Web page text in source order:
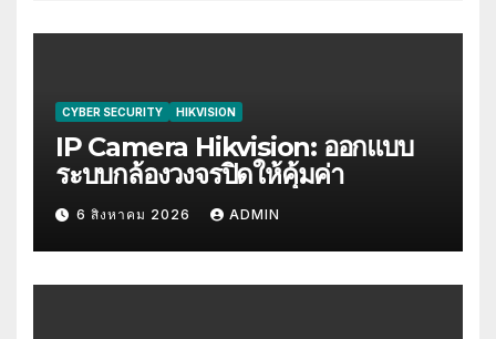
CYBER SECURITY HIKVISION
IP Camera Hikvision: ออกแบบ
ระบบกล้องวงจรปิดให้คุ้มค่า
6 สิงหาคม 2026 ADMIN